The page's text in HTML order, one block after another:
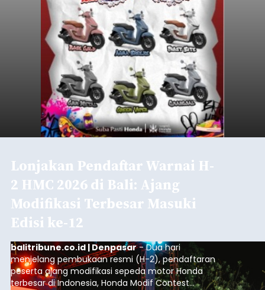
Lonjakan Pendaftar Warnai H-
2 HMC 2026 di Bali: Ajang
Modifikasi Terbesar Masuki
Edisi ke-12
balitribune.co.id | Denpasar- Dua hari
menjelang pembukaan resmi (H-2), pendaftaran
peserta ajang modifikasi sepeda motor Honda
terbesar di Indonesia, Honda Modif Contest